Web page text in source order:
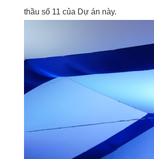
thầu số 11 của Dự án này.